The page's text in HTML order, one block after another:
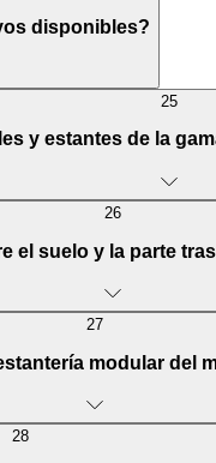
disponibles?
25
y estantes de la
26
el suelo y la parte
27
modular del
28